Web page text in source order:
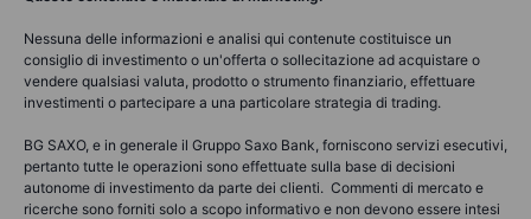
Nessuna delle informazioni e analisi qui contenute costituisce un
consiglio di investimento o un'offerta o sollecitazione ad acquistare o
vendere qualsiasi valuta, prodotto o strumento finanziario, effettuare
investimenti o partecipare a una particolare strategia di trading.
BG SAXO, e in generale il Gruppo Saxo Bank, forniscono servizi esecutivi,
pertanto tutte le operazioni sono effettuate sulla base di decisioni
autonome di investimento da parte dei clienti. Commenti di mercato e
ricerche sono forniti solo a scopo informativo e non devono essere intesi